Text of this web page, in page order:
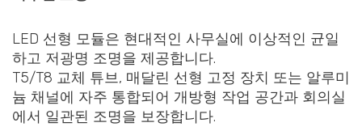
LED 선형 모듈은 현대적인 사무실에 이상적인 균일
하고 저광명 조명을 제공합니다.
T5/T8 교체 튜브, 매달린 선형 고정 장치 또는 알루미
늄 채널에 자주 통합되어 개방형 작업 공간과 회의실
에서 일관된 조명을 보장합니다.